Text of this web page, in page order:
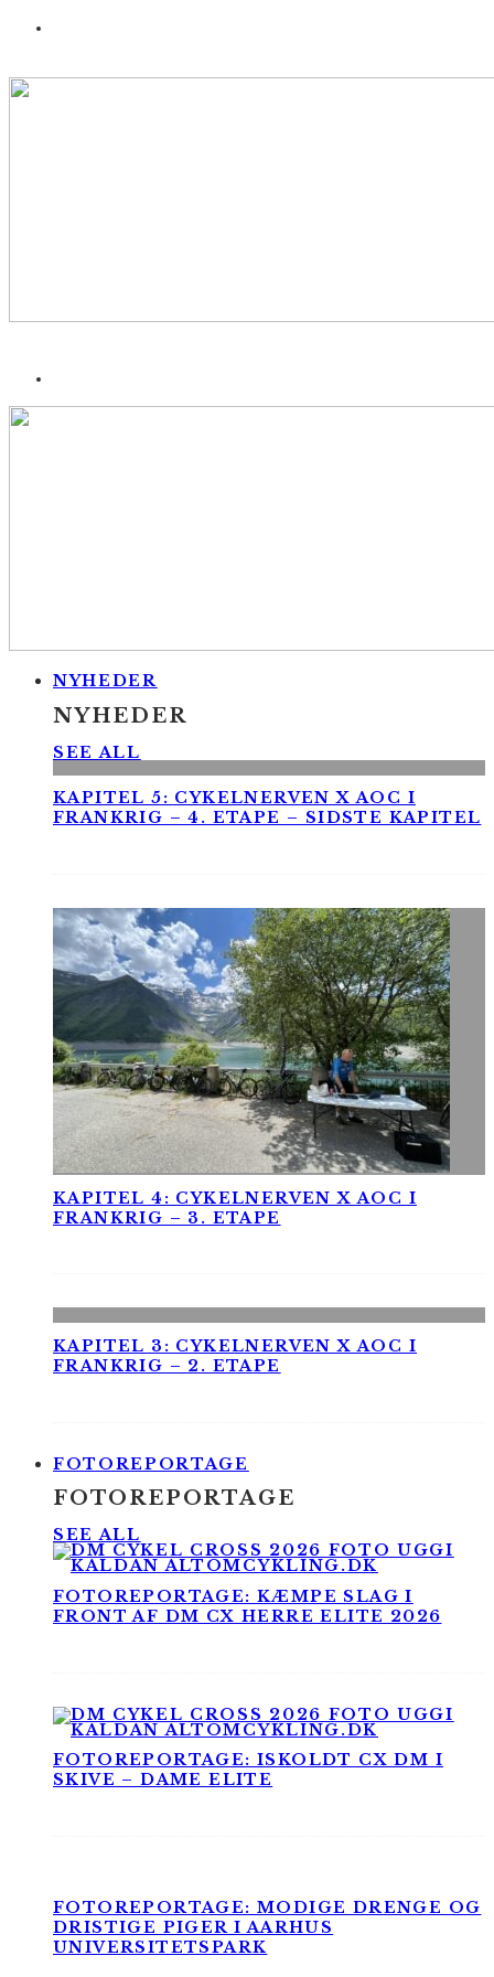
NYHEDER
NYHEDER
SEE ALL
KAPITEL 5: CYKELNERVEN X AOC I
FRANKRIG – 4. ETAPE – SIDSTE KAPITEL
KAPITEL 4: CYKELNERVEN X AOC I
FRANKRIG – 3. ETAPE
KAPITEL 3: CYKELNERVEN X AOC I
FRANKRIG – 2. ETAPE
FOTOREPORTAGE
FOTOREPORTAGE
SEE ALL
FOTOREPORTAGE: KÆMPE SLAG I
FRONT AF DM CX HERRE ELITE 2026
FOTOREPORTAGE: ISKOLDT CX DM I
SKIVE – DAME ELITE
FOTOREPORTAGE: MODIGE DRENGE OG
DRISTIGE PIGER I AARHUS
UNIVERSITETSPARK